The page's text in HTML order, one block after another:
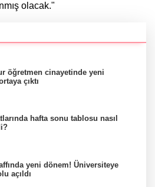
olacak."
öğretmen cinayetinde yeni
çıktı
hafta sonu tablosu nasıl
yeni dönem! Üniversiteye
açıldı